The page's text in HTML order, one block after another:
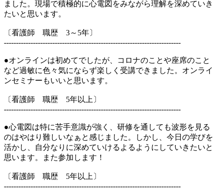
ました。現場で積極的に心電図をみながら理解を深めていき
たいと思います。
〔看護師 職歴 3～5年〕
-------------------------------------------------------------------------
●オンラインは初めてでしたが、コロナのことや座席のこと
など過敏に色々気にならず楽しく受講できました。オンライ
ンセミナーもいいと思います。
〔看護師 職歴 5年以上〕
-------------------------------------------------------------------------
●心電図は特に苦手意識が強く、研修を通しても波形を見る
のはやはり難しいなぁと感じました。しかし、今日の学びを
活かし、自分なりに深めていけるよるようにしていきたいと
思います。また参加します！
〔看護師 職歴 5年以上〕
-------------------------------------------------------------------------